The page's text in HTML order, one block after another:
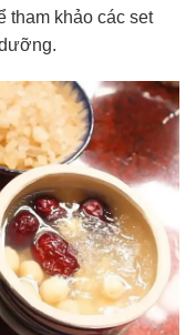
tham khảo các set